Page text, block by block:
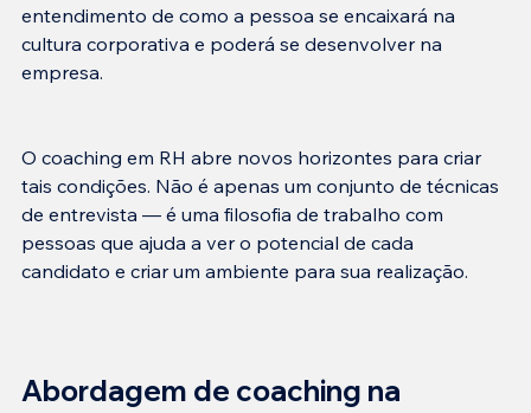
entendimento de como a pessoa se encaixará na
cultura corporativa e poderá se desenvolver na
O coaching em RH abre novos horizontes para criar
tais condições. Não é apenas um conjunto de técnicas
de entrevista — é uma filosofia de trabalho com
pessoas que ajuda a ver o potencial de cada
Abordagem de coaching na